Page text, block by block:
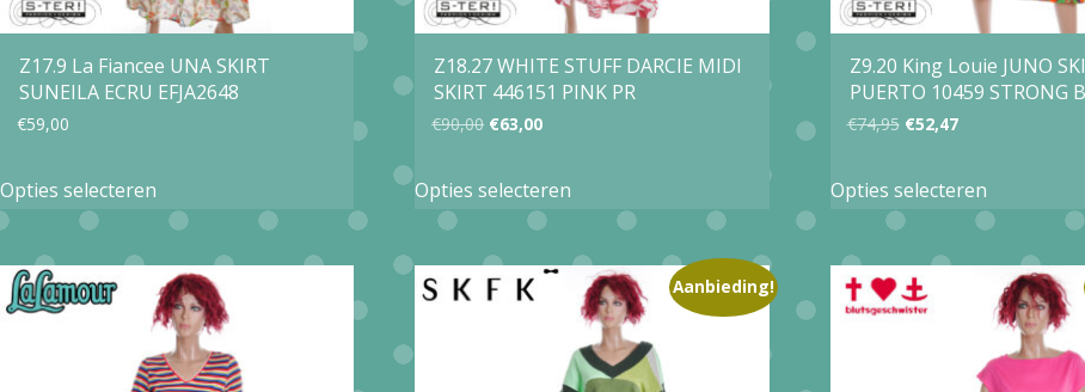
productpagina
Z17.9 La Fiancee UNA SKIRT
SUNEILA ECRU EFJA2648
€59,00
Opties selecteren
product
meerdere
variaties.
Deze
Z18.27 WHITE STUFF DARCIE MIDI
SKIRT 446151 PINK PR
€90,00 Oorspronkelijke
was:
€90,00.
€63,00Huidige
is:
€63,00.
Opties selecteren
product
meerdere
variaties.
Deze
Z9.20 King Louie JUNO
PUERTO 10459 STRONG
€74,95 Oorspronkelijke
was:
€52,47Huidige
is:
€52,47.
Opties selecteren
product
meerdere
variaties.
Deze
Aanbieding!